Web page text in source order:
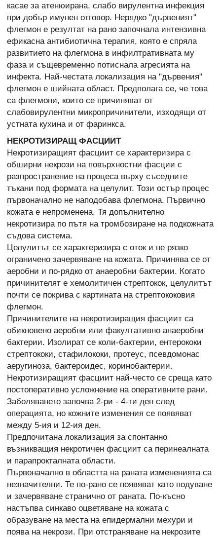
касае за атенюирана, слабо вирулентна инфекция
при добър имунен отговор. Нерядко "дървеният"
флегмон е резултат на рано започнала интензивна
ефикасна антибиотична терапия, която е спряла
развитието на флегмона в инфилтративната му
фаза и същевременно потиснала агресията на
инфекта. Най-честата локализация на "дървения"
флегмон е шийната област. Предполага се, че това
са флегмони, които се причиняват от
слабовирулентни микропричинители, изходящи от
устната кухина и от фаринкса.
НЕКРОТИЗИРАЩ ФАСЦИИТ
Некротизиращият фасциит се характеризира с
обширни некрози на повърхностни фасции с
разпространение на процеса върху съседните
тъкани под формата на целулит. Този остър процес
първоначално не наподобава флегмона. Първично
кожата е непроменена. Тя допълнително
некротизира по пътя на тромбозиране на подкожната
съдова система.
Целулитът се характеризира с оток и не рязко
ограничено зачервяване на кожата. Причинява се от
аеробни и по-рядко от анаеробни бактерии. Когато
причинителят е хемолитичен стрептокок, целулитът
почти се покрива с картината на стрептококовия
флегмон.
Причинителите на некротизиращия фасциит са
обикновено аеробни или факултативно анаеробни
бактерии. Изолират се коли-бактерии, ентерококи
стрептококи, стафилококи, протеус, псевдомонас
аеругиноза, бактероидес, коринобактерии.
Некротизиращият фасциит най-често се среща като
постоперативно усложнение на оперативните рани.
Заболяването започва 2-ри - 4-ти ден след
операцията, но кожните изменения се появяват
между 5-ия и 12-ия ден.
Предпочитана локализация за спонтанно
възникващия некротичен фасциит са перинеалната
и парапрокталната области.
Първоначално в областта на раната измененията са
незначителни. Те по-рано се появяват като подуване
и зачервяване странично от раната. По-късно
настъпва синкаво оцветяване на кожата с
образуване на места на епидермални мехури и
поява на некрози. При отстраняване на некрозите